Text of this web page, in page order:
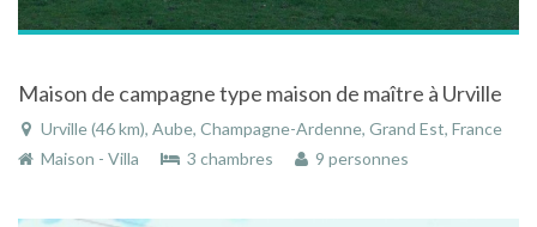
Maison de campagne type maison de maître à Urville
Urville (46 km), Aube, Champagne-Ardenne, Grand Est, France
Maison - Villa
3 chambres 9 personnes